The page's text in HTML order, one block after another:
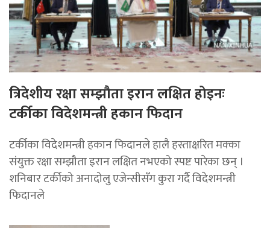
त्रिदेशीय रक्षा सम्झौता इरान लक्षित होइनः
टर्कीका विदेशमन्त्री हकान फिदान
टर्कीका विदेशमन्त्री हकान फिदानले हालै हस्ताक्षरित मक्का
संयुक्त रक्षा सम्झौता इरान लक्षित नभएको स्पष्ट पारेका छन् ।
शनिबार टर्कीको अनादोलु एजेन्सीसँग कुरा गर्दै विदेशमन्त्री
फिदानले